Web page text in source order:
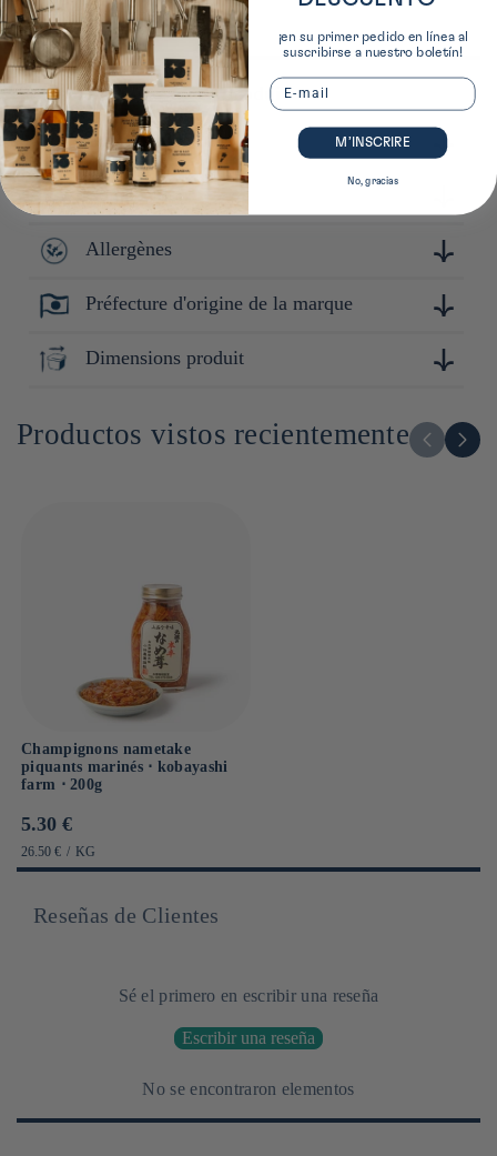
Plus de détails sur ce produit
Conservation
Conserver à l'abri de la lumière, de la chaleur et de
l'humidité. Après ouverture : conserver au frais. Consommer
rapidement.
Composition
Champignons enokitaké (Nagano, Japon), sauce soja
(Soja,blé), sirop de malt, honmirin, piment togarashi,
riz complet, sel
Allergènes
Soja, bléPréfecture d'origine de la marque
Nagano
Dimensions produit
Productos vistos recientemente
Champignons nametake
piquants marinés ⋅ kobayashi
farm ⋅ 200g
Prix
habituel
5.30 €
PRIX
UNITAIRE
26.50 € / PAR
KG
Reseñas de Clientes
Sé el primero en escribir una reseña
Escribir una reseña
No se encontraron elementos
¡en su primer pedido en línea al
suscribirse a nuestro boletín!
Email
M’INSCRIRE
No, gracias